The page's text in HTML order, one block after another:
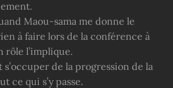
Maou-sama me donne le
à faire lors de la conférence à
rôle l’implique.
de la progression de la
ce qui s’y passe.